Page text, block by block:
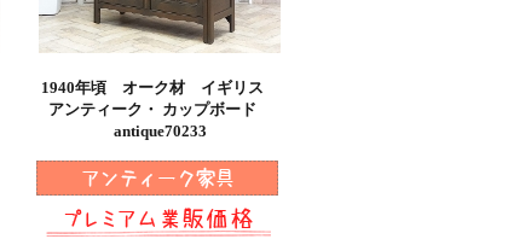
1940年頃 オーク材 イギリス
アンティーク・ カップボード
antique70233